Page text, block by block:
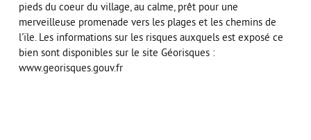
pieds du coeur du village, au calme, prêt pour une
merveilleuse promenade vers les plages et les chemins de
l'ïle. Les informations sur les risques auxquels est exposé ce
bien sont disponibles sur le site Géorisques :
www.georisques.gouv.fr